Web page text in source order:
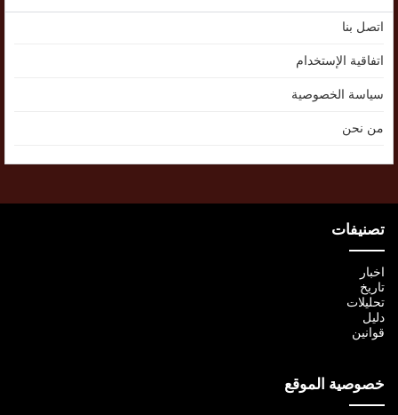
اتصل بنا
اتفاقية الإستخدام
سياسة الخصوصية
من نحن
تصنيفات
اخبار
تاريخ
تحليلات
دليل
قوانين
خصوصية الموقع